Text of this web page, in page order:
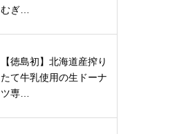
むぎ…
【徳島初】北海道産搾り
たて牛乳使用の生ドーナ
ツ専…